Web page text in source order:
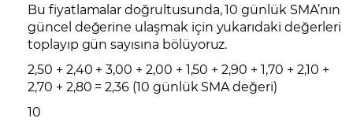
Bu fiyatlamalar doğrultusunda, 10 günlük SMA’nın
güncel değerine ulaşmak için yukarıdaki değerleri
toplayıp gün sayısına bölüyoruz.
2,50 + 2,40 + 3,00 + 2,00 + 1,50 + 2,90 + 1,70 + 2,10 +
2,70 + 2,80 = 2,36 (10 günlük SMA değeri)
10